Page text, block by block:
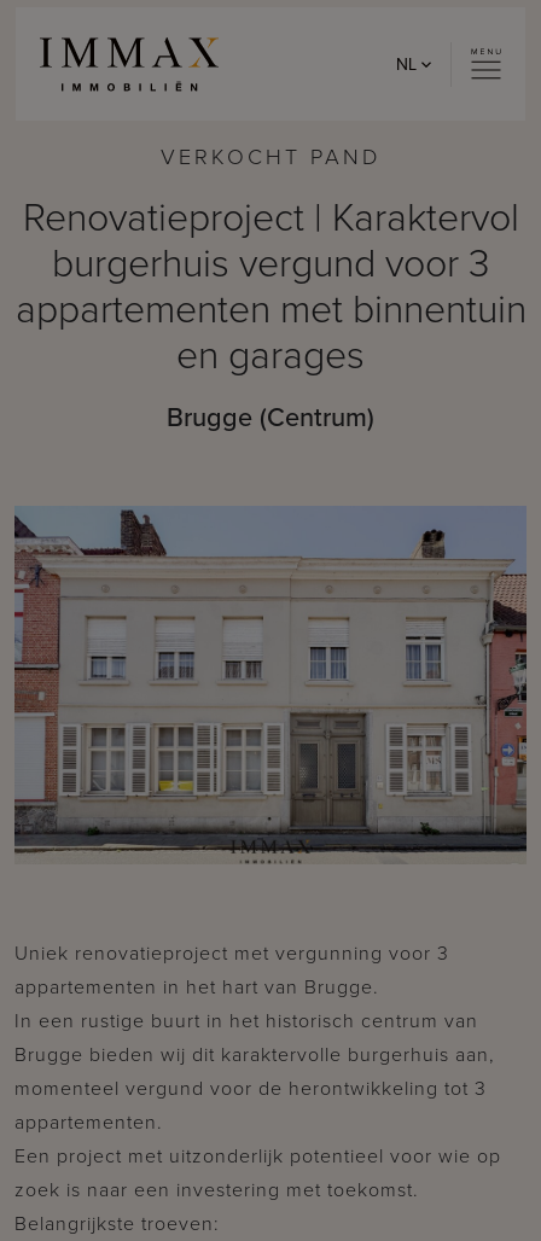
NL
VERKOCHT PAND
Renovatieproject | Karaktervol
burgerhuis vergund voor 3
appartementen met binnentuin
en garages
Brugge (Centrum)
Uniek renovatieproject met vergunning voor 3
appartementen in het hart van Brugge.
In een rustige buurt in het historisch centrum van
Brugge bieden wij dit karaktervolle burgerhuis aan,
momenteel vergund voor de herontwikkeling tot 3
appartementen.
Een project met uitzonderlijk potentieel voor wie op
zoek is naar een investering met toekomst.
Belangrijkste troeven: